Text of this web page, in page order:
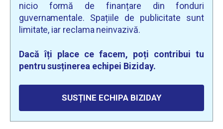
nicio formă de finanțare din fonduri
guvernamentale. Spațiile de publicitate sunt
limitate, iar reclama neinvazivă.
Dacă îți place ce facem, poți contribui tu
pentru susținerea echipei Biziday.
SUSȚINE ECHIPA BIZIDAY